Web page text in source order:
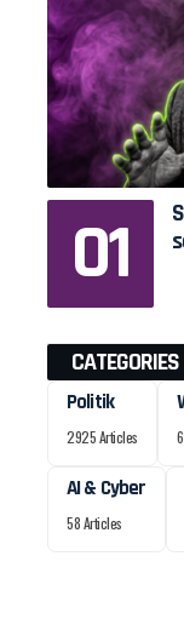
CATEGORIES
Politik
2925 Articles
AI & Cyber
58 Articles